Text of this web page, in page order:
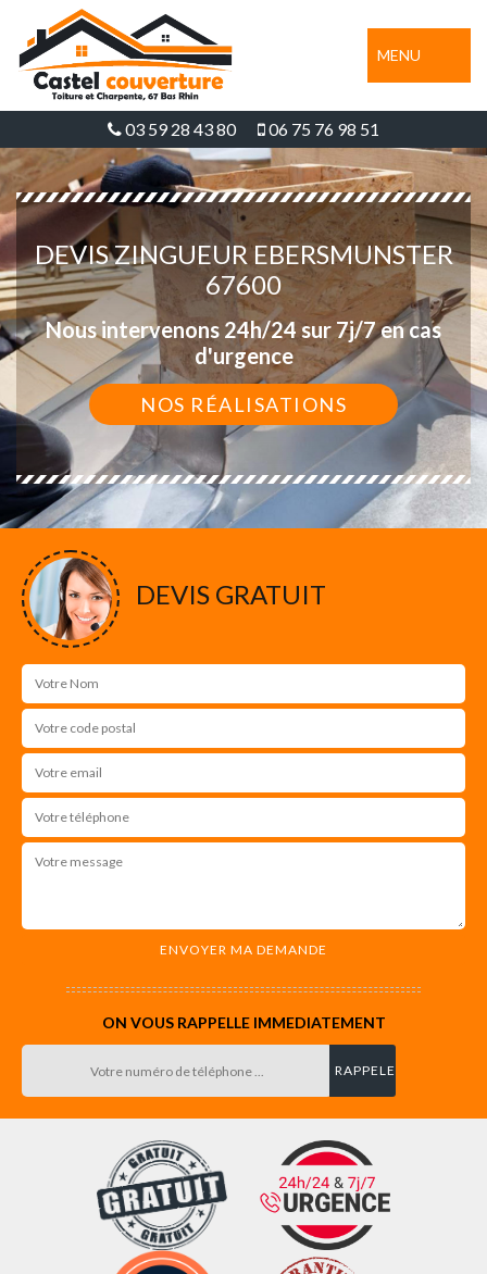
MENU
03 59 28 43 80 06 75 76 98 51
DEVIS ZINGUEUR EBERSMUNSTER
67600
Nous intervenons 24h/24 sur 7j/7 en cas
d'urgence
NOS RÉALISATIONS
DEVIS GRATUIT
ON VOUS RAPPELLE IMMEDIATEMENT